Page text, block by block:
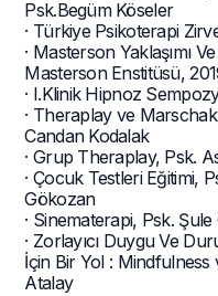
Psk.Begüm Köseler
· Türkiye Psikoterapi
· Masterson Yaklaşımı
Masterson Enstitüsü,
· I.Klinik Hipnoz
· Theraplay ve
Candan Kodalak
· Grup Theraplay, Psk.
· Çocuk Testleri Eğitimi,
Gökozan
· Sinematerapi, Psk.
· Zorlayıcı Duygu Ve
İçin Bir Yol :
Atalay